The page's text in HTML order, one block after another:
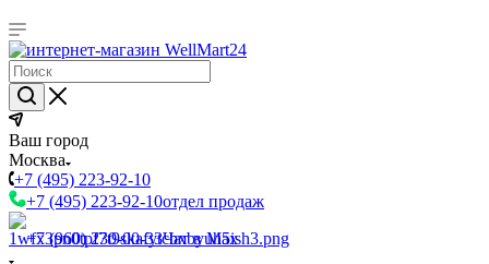
Ваш город
Москва
+7 (495) 223-92-10
+7 (495) 223-92-10отдел продаж
+7 (960) 230-00-33Чат в Max